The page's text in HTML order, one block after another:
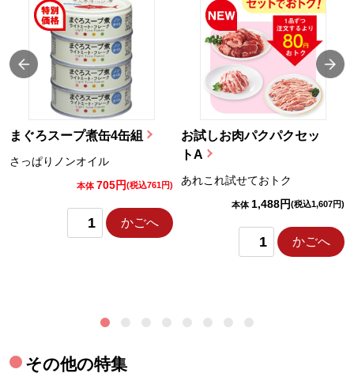
まぐろスープ煮缶4缶組
さっぱりノンオイル
本体 705円(税込761円)
かごへ
お試しお肉パクパクセッ
トA
あれこれ試せておトク
本体 1,488円(税込1,607円)
かごへ
その他の特集